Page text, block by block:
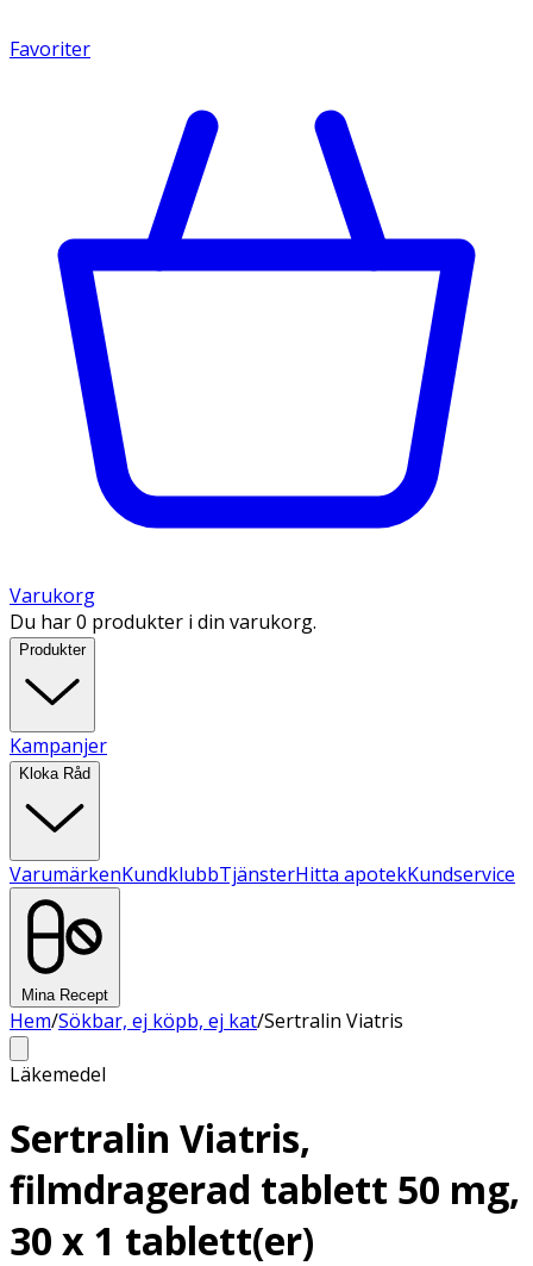
Favoriter
Varukorg
Du har 0 produkter i din varukorg.
Produkter
Kampanjer
Kloka Råd
VarumärkenKundklubbTjänsterHitta apotekKundservice
Mina Recept
Hem/Sökbar, ej köpb, ej kat/Sertralin Viatris
Läkemedel
Sertralin Viatris,
filmdragerad tablett 50 mg,
30 x 1 tablett(er)